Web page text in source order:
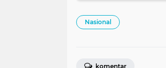
Nasional
komentar